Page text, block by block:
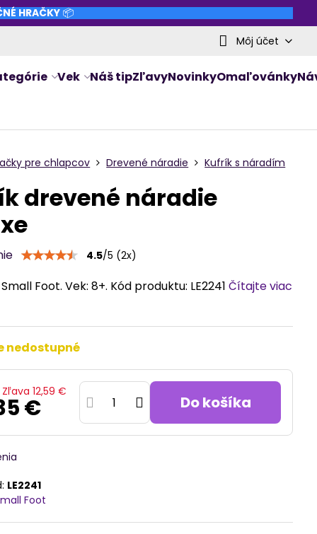
HRAČKY📦
Môj účet
Vek Náš tipZľavyNovinkyOmaľovánky
pre chlapcov Drevené náradie Kufrík s náradím
drevené náradie
4.5/5 (2x)
Foot. Vek: 8+. Kód produktu: LE2241Čítajte viac
nedostupné
Zľava 12,59 €
€ Do košíka
LE2241
Foot